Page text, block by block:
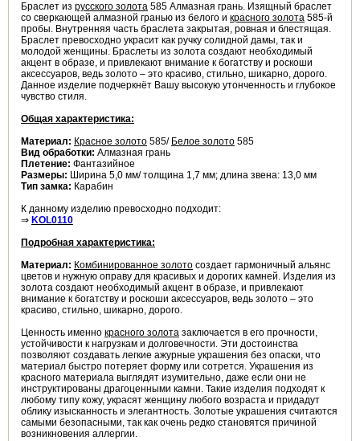
Браслет из русского золота 585 Алмазная грань. Изящный браслет
со сверкающей алмазной гранью из белого и красного золота 585-й
пробы. Внутренняя часть браслета закрытая, ровная и блестящая.
Браслет превосходно украсит как ручку солидной дамы, так и
молодой женщины. Браслеты из золота создают необходимый
акцент в образе, и привлекают внимание к богатству и роскоши
аксессуаров, ведь золото – это красиво, стильно, шикарно, дорого.
Данное изделие подчеркнёт Вашу высокую утонченность и глубокое
чувство стиля.
Общая характеристика:
Материал: Красное золото 585/ Белое золото 585
Вид обработки: Алмазная грань
Плетение: Фантазийное
Размеры: Ширина 5,0 мм/ толщина 1,7 мм; длина звена: 13,0 мм
Тип замка: Карабин
К данному изделию превосходно подходит:
⇒ KOL0110
Подробная характеристика:
Материал: Комбинированное золото создает гармоничный альянс
цветов и нужную оправу для красивых и дорогих камней. Изделия из
золота создают необходимый акцент в образе, и привлекают
внимание к богатству и роскоши аксессуаров, ведь золото – это
красиво, стильно, шикарно, дорого.
Ценность именно красного золота заключается в его прочности,
устойчивости к нагрузкам и долговечности. Эти достоинства
позволяют создавать легкие ажурные украшения без опаски, что
материал быстро потеряет форму или сотрется. Украшения из
красного материала выглядят изумительно, даже если они не
инструктированы драгоценными камни. Такие изделия подходят к
любому типу кожу, украсят женщину любого возраста и придадут
облику изысканность и элегантность. Золотые украшения считаются
самыми безопасными, так как очень редко становятся причиной
возникновения аллергии.